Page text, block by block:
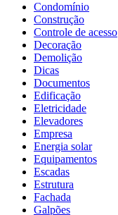
Condomínio
Construção
Controle de acesso
Decoração
Demolição
Dicas
Documentos
Edificação
Eletricidade
Elevadores
Empresa
Energia solar
Equipamentos
Escadas
Estrutura
Fachada
Galpões